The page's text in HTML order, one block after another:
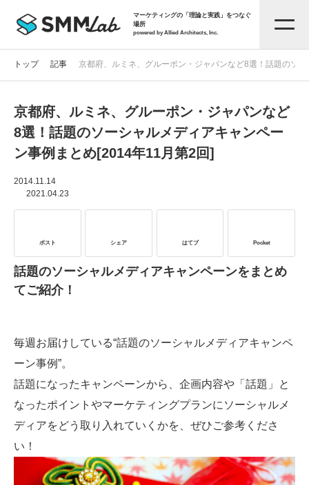
マーケティングの「理論と実践」をつなぐ
場所
powered by Allied Architects, Inc.
記事一覧
タグから探す
お役立ち資料
トップ 記事 京都府、ルミネ、グルーポン・ジャパンなど8選！話題のソ
京都府、ルミネ、グルーポン・ジャパンなど
8選！話題のソーシャルメディアキャンペー
ン事例まとめ[2014年11月第2回]
2014.11.14
2021.04.23
ポスト シェア はてブ Pocket
話題のソーシャルメディアキャンペーンをまとめ
てご紹介！
毎週お届けしている“話題のソーシャルメディアキャンペ
ーン事例”。
話題になったキャンペーンから、企画内容や「話題」と
なったポイントやマーケティングプランにソーシャルメ
ディアをどう取り入れていくかを、ぜひご参考くださ
い！